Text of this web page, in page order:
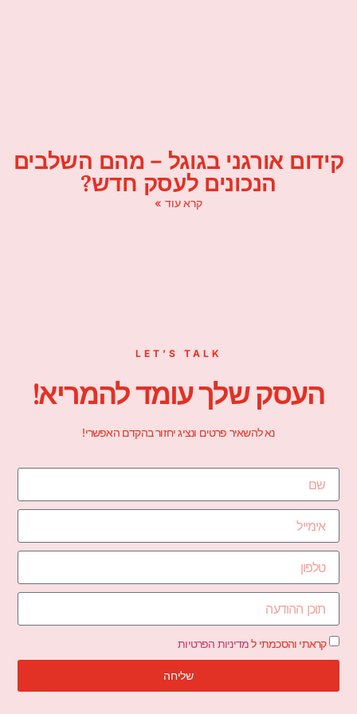
קידום אורגני בגוגל – מהם השלבים
הנכונים לעסק חדש?
קרא עוד »
LET’S TALK
העסק שלך עומד להמריא!
נא להשאיר פרטים ונציג יחזור בהקדם האפשרי!
קראתי והסכמתי למדיניות הפרטיות
שליחה